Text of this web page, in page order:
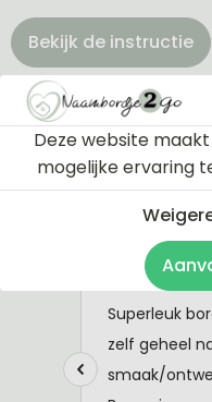
Bekijk de instructie
Deze website
mogelijke ervaring